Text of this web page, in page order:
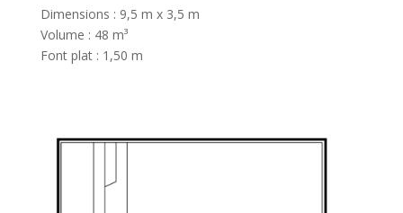
Dimensions : 9,5 m x 3,5 m
Volume : 48 m³
Font plat : 1,50 m